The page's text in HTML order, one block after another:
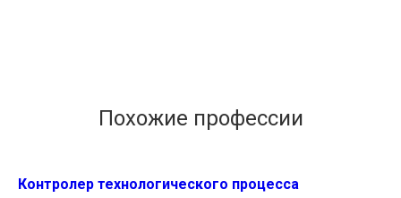
Похожие профессии
Контролер технологического процесса